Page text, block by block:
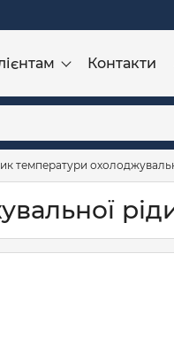
Контакти
температури